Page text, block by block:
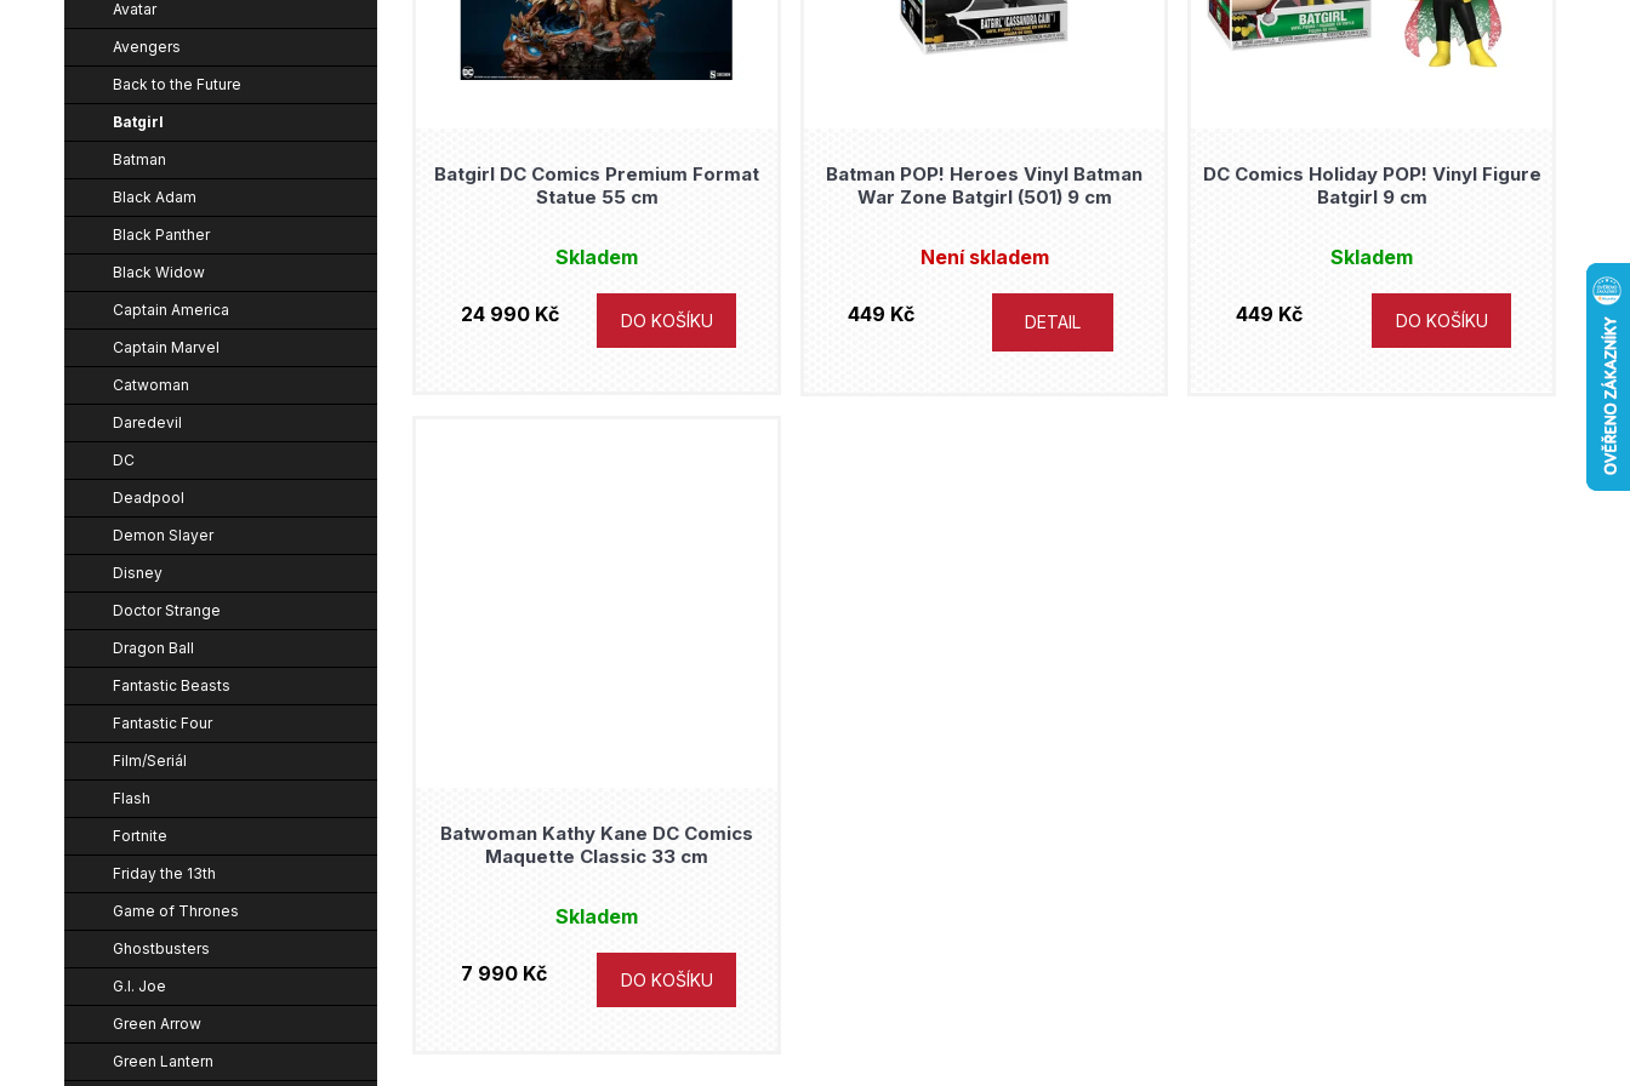
n
í
p
a
n
e
l
Avatar
Avengers
Back to the Future
Batgirl
Batman
Black Adam
Black Panther
Black Widow
Captain America
Captain Marvel
Catwoman
Daredevil
DC
Deadpool
Demon Slayer
Disney
Doctor Strange
Dragon Ball
Fantastic Beasts
Fantastic Four
Film/Seriál
Flash
Fortnite
Friday the 13th
Game of Thrones
Ghostbusters
G.I. Joe
Green Arrow
Green Lantern
kkBatgirl DC Comics Premium Format
Statue 55 cm
Skladem
24 990 Kč DO KOŠÍKU
Batman POP! Heroes Vinyl Batman
War Zone Batgirl (501) 9 cm
Není skladem
449 Kč DETAIL
DC Comics Holiday POP! Vinyl Figure
Batgirl 9 cm
Skladem
449 Kč DO KOŠÍKU
Batwoman Kathy Kane DC Comics
Maquette Classic 33 cm
Skladem
7 990 Kč DO KOŠÍKU